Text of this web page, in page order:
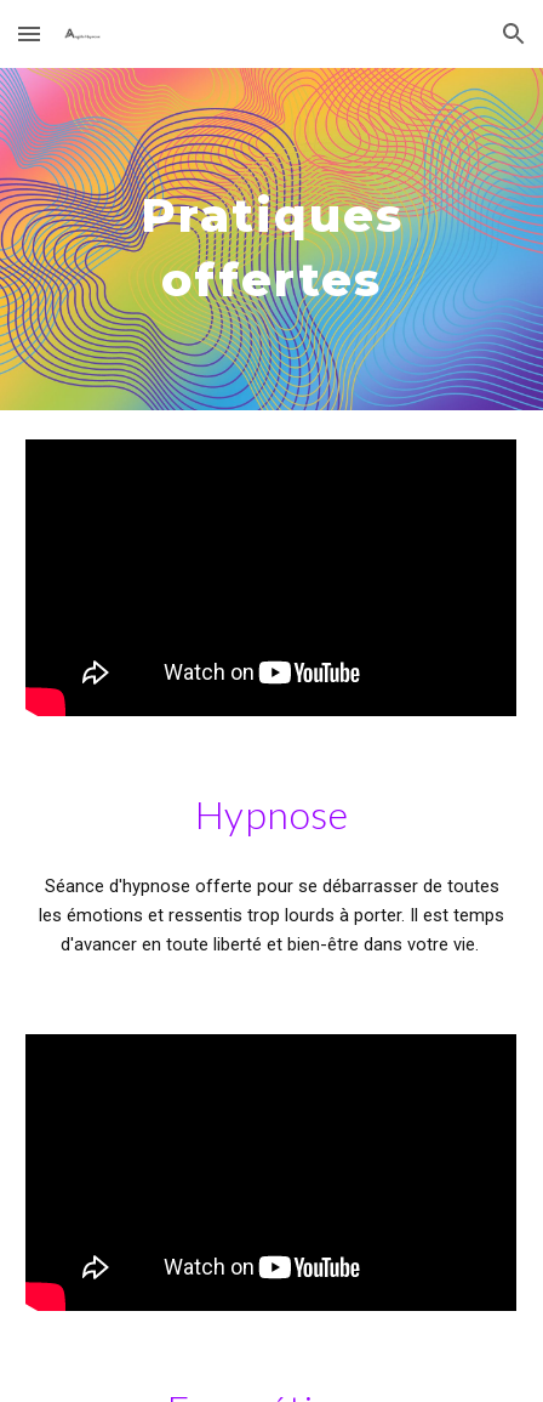
Skip to main content Skip to navigation
Pratiques
offertes
Hypnose
Séance d'hypnose offerte pour se débarrasser de toutes
les émotions et ressentis trop lourds à porter. Il est temps
d'avancer en toute liberté et bien-être dans votre vie.